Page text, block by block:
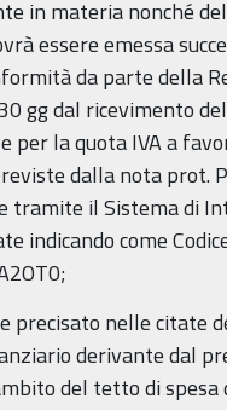
in materia nonché
essere emessa
da parte della
gg dal ricevimento
per la quota IVA a
dalla nota prot.
tramite il Sistema di
indicando come
precisato nelle citate
derivante dal
del tetto di